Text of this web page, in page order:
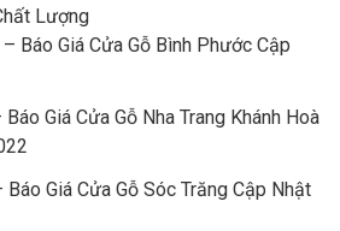
Lượng
– Báo Giá Cửa Gỗ Bình Phước Cập
Báo Giá Cửa Gỗ Nha Trang Khánh Hoà
Báo Giá Cửa Gỗ Sóc Trăng Cập Nhật